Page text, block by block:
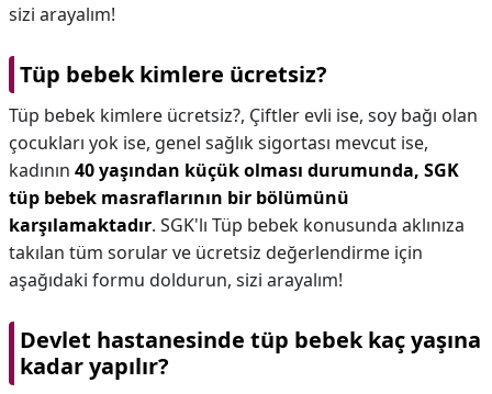
sizi arayalım!
Tüp bebek kimlere ücretsiz?
Tüp bebek kimlere ücretsiz?, Çiftler evli ise, soy bağı olan
çocukları yok ise, genel sağlık sigortası mevcut ise,
kadının 40 yaşından küçük olması durumunda, SGK
tüp bebek masraflarının bir bölümünü
karşılamaktadır. SGK'lı Tüp bebek konusunda aklınıza
takılan tüm sorular ve ücretsiz değerlendirme için
aşağıdaki formu doldurun, sizi arayalım!
Devlet hastanesinde tüp bebek kaç yaşına
kadar yapılır?